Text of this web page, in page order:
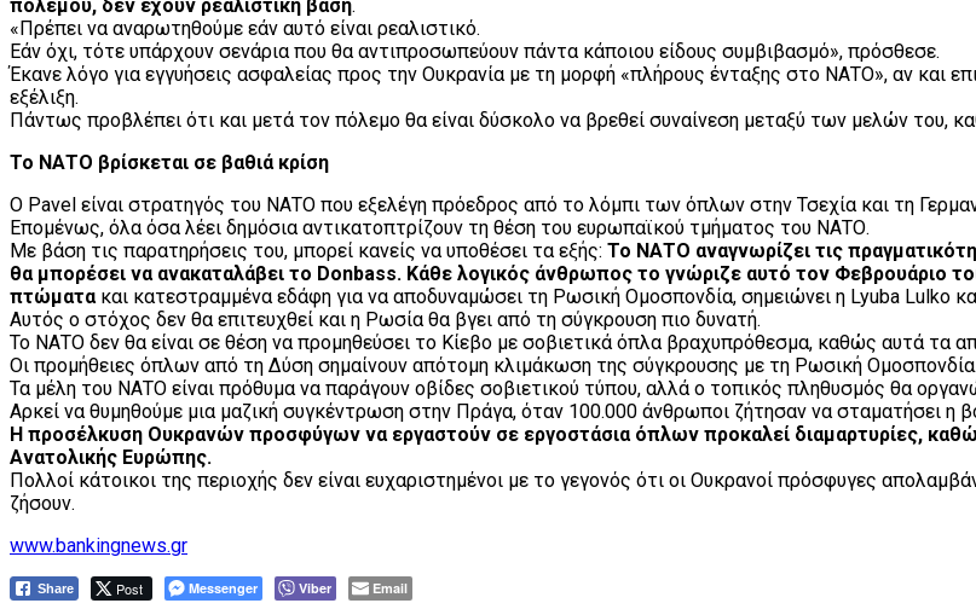
πολέμου, δεν έχουν ρεαλιστική βάση.
«Πρέπει να αναρωτηθούμε εάν αυτό είναι ρεαλιστικό.
Εάν όχι, τότε υπάρχουν σενάρια που θα αντιπροσωπεύουν πάντα κάποιου είδους συμβιβασμό», πρόσθεσε.
Έκανε λόγο για εγγυήσεις ασφαλείας προς την Ουκρανία με τη μορφή «πλήρους ένταξης στο ΝΑΤΟ», αν και
εξέλιξη.
Πάντως προβλέπει ότι και μετά τον πόλεμο θα είναι δύσκολο να βρεθεί συναίνεση μεταξύ των μελών του,
Το ΝΑΤΟ βρίσκεται σε βαθιά κρίση
Ο Pavel είναι στρατηγός του ΝΑΤΟ που εξελέγη πρόεδρος από το λόμπι των όπλων στην Τσεχία και τη
Επομένως, όλα όσα λέει δημόσια αντικατοπτρίζουν τη θέση του ευρωπαϊκού τμήματος του ΝΑΤΟ.
Με βάση τις παρατηρήσεις του, μπορεί κανείς να υποθέσει τα εξής: Το ΝΑΤΟ αναγνωρίζει τις
θα μπορέσει να ανακαταλάβει το Donbass. Κάθε λογικός άνθρωπος το γνώριζε αυτό τον Φεβρουάριο
πτώματα και κατεστραμμένα εδάφη για να αποδυναμώσει τη Ρωσική Ομοσπονδία, σημειώνει η Lyuba Lulko
Αυτός ο στόχος δεν θα επιτευχθεί και η Ρωσία θα βγει από τη σύγκρουση πιο δυνατή.
Το ΝΑΤΟ δεν θα είναι σε θέση να προμηθεύσει το Κίεβο με σοβιετικά όπλα βραχυπρόθεσμα, καθώς αυτά τα
Οι προμήθειες όπλων από τη Δύση σημαίνουν απότομη κλιμάκωση της σύγκρουσης με τη Ρωσική Ομοσπονδία.
Τα μέλη του ΝΑΤΟ είναι πρόθυμα να παράγουν οβίδες σοβιετικού τύπου, αλλά ο τοπικός πληθυσμός θα
Αρκεί να θυμηθούμε μια μαζική συγκέντρωση στην Πράγα, όταν 100.000 άνθρωποι ζήτησαν να σταματήσει η
Η προσέλκυση Ουκρανών προσφύγων να εργαστούν σε εργοστάσια όπλων προκαλεί διαμαρτυρίες,
Ανατολικής Ευρώπης.
Πολλοί κάτοικοι της περιοχής δεν είναι ευχαριστημένοι με το γεγονός ότι οι Ουκρανοί πρόσφυγες
ζήσουν.
www.bankingnews.gr
Share Post Messenger Viber Email